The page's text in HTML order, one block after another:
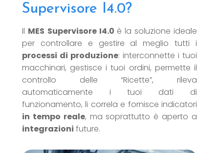
Supervisore I4.0?
Il MES Supervisore I4.0 è la soluzione ideale
per controllare e gestire al meglio tutti i
processi di produzione: interconnette i tuoi
macchinari, gestisce i tuoi ordini, permette il
controllo delle “Ricette”, rileva
automaticamente i tuoi dati di
funzionamento, li correla e fornisce indicatori
in tempo reale, ma soprattutto è aperto a
integrazioni future.